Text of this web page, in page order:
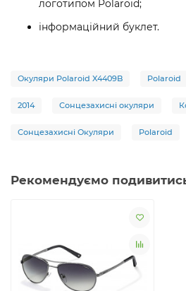
логотипом Polaroid;
інформаційний буклет.
Окуляри Polaroid X4409B Polaroid
2014 Сонцезахисні окуляри
Сонцезахисні Окуляри Polaroid
Рекомендуємо